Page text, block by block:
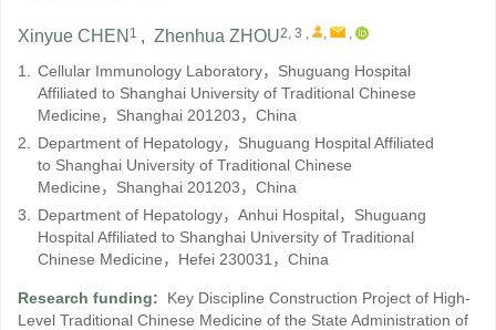
Xinyue CHEN 1 , Zhenhua ZHOU2, 3 , , ,
1. Cellular Immunology Laboratory，Shuguang Hospital
Affiliated to Shanghai University of Traditional Chinese
Medicine，Shanghai 201203，China
2. Department of Hepatology，Shuguang Hospital Affiliated
to Shanghai University of Traditional Chinese
Medicine，Shanghai 201203，China
3. Department of Hepatology，Anhui Hospital，Shuguang
Hospital Affiliated to Shanghai University of Traditional
Chinese Medicine，Hefei 230031，China
Research funding:
Key Discipline Construction Project of High-
Level Traditional Chinese Medicine of the State Administration of